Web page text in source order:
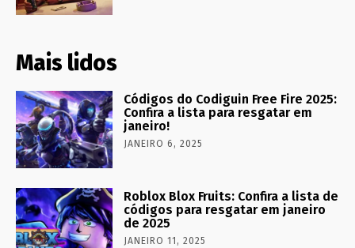
Mais lidos
Códigos do Codiguin Free Fire 2025:
Confira a lista para resgatar em
janeiro!
JANEIRO 6, 2025
Roblox Blox Fruits: Confira a lista de
códigos para resgatar em janeiro
de 2025
JANEIRO 11, 2025